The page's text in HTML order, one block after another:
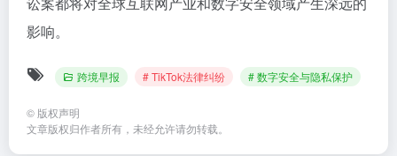
影响。
跨境早报 # TikTok法律纠纷 # 数字安全与隐私保护
© 版权声明
文章版权归作者所有，未经允许请勿转载。